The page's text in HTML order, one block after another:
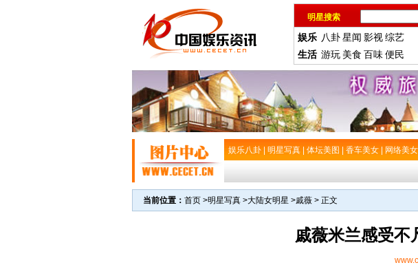
明星搜索
娱乐 八卦星闻 影视综艺
生活 游玩 美食 百味便民
娱乐八卦 明星写真 体坛美图 香车美女 网络美女
当前位置： 首页 >明星写真 >大陆女明星 >戚薇 > 正文
戚薇米兰感受不